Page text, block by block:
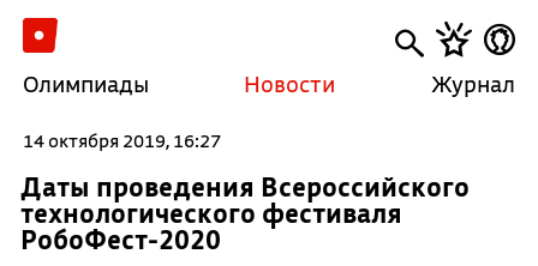
Олимпиады Новости Журнал
14 октября 2019, 16:27
Даты проведения Всероссийского
технологического фестиваля
РобоФест-2020